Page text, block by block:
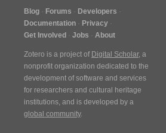
Blog Forums
Developers
Documentation
Privacy
Get Involved
Jobs About
Zotero is a project of Digital Scholar, a
nonprofit organization dedicated to the
development of software and services
for researchers and cultural heritage
institutions, and is developed by a
global community.